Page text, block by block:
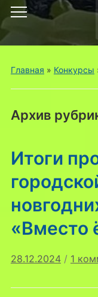
Переключить
меню
Главная » Конкурсы
Архив
Итоги
«Вместо
28.12.2024 / 1